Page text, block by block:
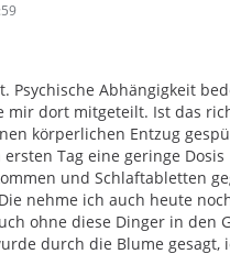
Psychische Abhängigkeit
mir dort mitgeteilt. Ist das
körperlichen Entzug
Tag eine geringe Dosis
und Schlaftabletten
nehme ich auch heute
ohne diese Dinger in den
durch die Blume gesagt,